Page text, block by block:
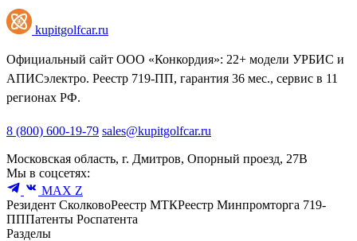
kupitgolfcar.ru
Официальный сайт ООО «Конкордия»: 22+ модели УРБИС и
АПИСэлектро. Реестр 719-ПП, гарантия 36 мес., сервис в 11
регионах РФ.
8 (800) 600-19-79 sales@kupitgolfcar.ru
Московская область, г. Дмитров, Опорный проезд, 27В
Мы в соцсетях:
MAX Z
Резидент СколковоРеестр МТКРеестр Минпромторга 719-
ПППатенты Роспатента
Разделы